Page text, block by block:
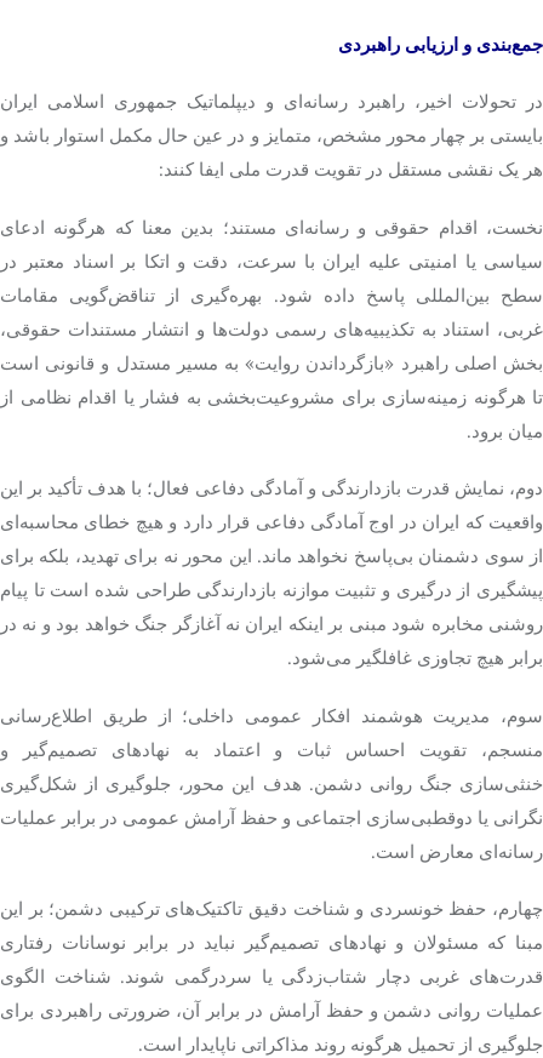
جمع‌بندی و ارزیابی راهبردی
در تحولات اخیر، راهبرد رسانه‌ای و دیپلماتیک جمهوری اسلامی ایران
بایستی بر چهار محور مشخص، متمایز و در عین حال مکمل استوار باشد و
هر یک نقشی مستقل در تقویت قدرت ملی ایفا کنند:
نخست، اقدام حقوقی و رسانه‌ای مستند؛ بدین معنا که هرگونه ادعای
سیاسی یا امنیتی علیه ایران با سرعت، دقت و اتکا بر اسناد معتبر در
سطح بین‌المللی پاسخ داده شود. بهره‌گیری از تناقض‌گویی مقامات
غربی، استناد به تکذیبیه‌های رسمی دولت‌ها و انتشار مستندات حقوقی،
بخش اصلی راهبرد «بازگرداندن روایت» به مسیر مستدل و قانونی است
تا هرگونه زمینه‌سازی برای مشروعیت‌بخشی به فشار یا اقدام نظامی از
میان برود.
دوم، نمایش قدرت بازدارندگی و آمادگی دفاعی فعال؛ با هدف تأکید بر این
واقعیت که ایران در اوج آمادگی دفاعی قرار دارد و هیچ خطای محاسبه‌ای
از سوی دشمنان بی‌پاسخ نخواهد ماند. این محور نه برای تهدید، بلکه برای
پیشگیری از درگیری و تثبیت موازنه بازدارندگی طراحی شده است تا پیام
روشنی مخابره شود مبنی بر اینکه ایران نه آغازگر جنگ خواهد بود و نه در
برابر هیچ تجاوزی غافلگیر می‌شود.
سوم، مدیریت هوشمند افکار عمومی داخلی؛ از طریق اطلاع‌رسانی
منسجم، تقویت احساس ثبات و اعتماد به نهادهای تصمیم‌گیر و
خنثی‌سازی جنگ روانی دشمن. هدف این محور، جلوگیری از شکل‌گیری
نگرانی یا دوقطبی‌سازی اجتماعی و حفظ آرامش عمومی در برابر عملیات
رسانه‌ای معارض است.
چهارم، حفظ خونسردی و شناخت دقیق تاکتیک‌های ترکیبی دشمن؛ بر این
مبنا که مسئولان و نهادهای تصمیم‌گیر نباید در برابر نوسانات رفتاری
قدرت‌های غربی دچار شتاب‌زدگی یا سردرگمی شوند. شناخت الگوی
عملیات روانی دشمن و حفظ آرامش در برابر آن، ضرورتی راهبردی برای
جلوگیری از تحمیل هرگونه روند مذاکراتی ناپایدار است.